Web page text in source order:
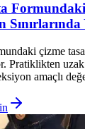
Formundaki
çizme
Pratiklikten
amaçlı